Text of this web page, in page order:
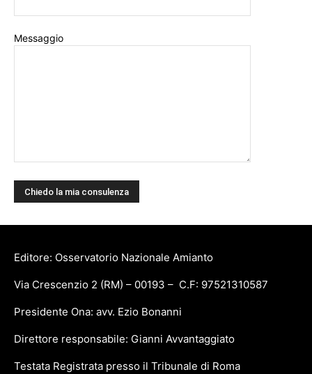
Messaggio
Editore: Osservatorio Nazionale Amianto
Via Crescenzio 2 (RM) – 00193 – C.F: 97521310587
Presidente Ona: avv. Ezio Bonanni
Direttore responsabile: Gianni Avvantaggiato
Testata Registrata presso il Tribunale di Roma